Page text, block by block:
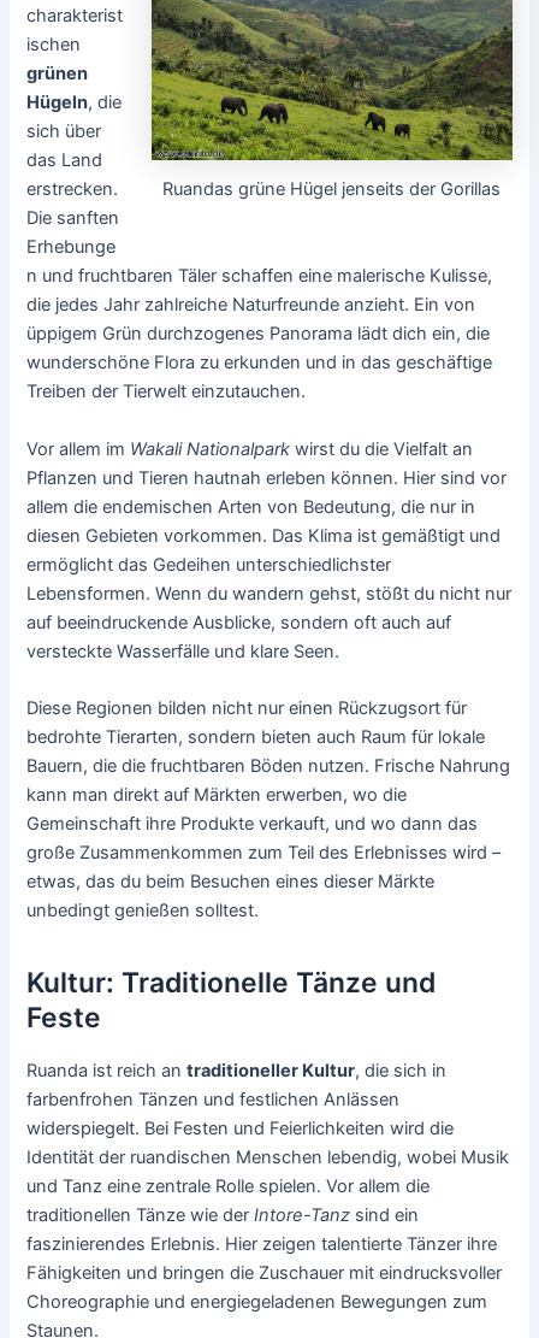
Ruandas grüne Hügel jenseits der Gorillas
charakterist
ischen
grünen
Hügeln, die
sich über
das Land
erstrecken.
Die sanften
Erhebunge
n und fruchtbaren Täler schaffen eine malerische Kulisse,
die jedes Jahr zahlreiche Naturfreunde anzieht. Ein von
üppigem Grün durchzogenes Panorama lädt dich ein, die
wunderschöne Flora zu erkunden und in das geschäftige
Treiben der Tierwelt einzutauchen.
Vor allem im Wakali Nationalpark wirst du die Vielfalt an
Pflanzen und Tieren hautnah erleben können. Hier sind vor
allem die endemischen Arten von Bedeutung, die nur in
diesen Gebieten vorkommen. Das Klima ist gemäßtigt und
ermöglicht das Gedeihen unterschiedlichster
Lebensformen. Wenn du wandern gehst, stößt du nicht nur
auf beeindruckende Ausblicke, sondern oft auch auf
versteckte Wasserfälle und klare Seen.
Diese Regionen bilden nicht nur einen Rückzugsort für
bedrohte Tierarten, sondern bieten auch Raum für lokale
Bauern, die die fruchtbaren Böden nutzen. Frische Nahrung
kann man direkt auf Märkten erwerben, wo die
Gemeinschaft ihre Produkte verkauft, und wo dann das
große Zusammenkommen zum Teil des Erlebnisses wird –
etwas, das du beim Besuchen eines dieser Märkte
unbedingt genießen solltest.
Kultur: Traditionelle Tänze und
Feste
Ruanda ist reich antraditioneller Kultur, die sich in
farbenfrohen Tänzen und festlichen Anlässen
widerspiegelt. Bei Festen und Feierlichkeiten wird die
Identität der ruandischen Menschen lebendig, wobei Musik
und Tanz eine zentrale Rolle spielen. Vor allem die
traditionellen Tänze wie derIntore-Tanz sind ein
faszinierendes Erlebnis. Hier zeigen talentierte Tänzer ihre
Fähigkeiten und bringen die Zuschauer mit eindrucksvoller
Choreographie und energiegeladenen Bewegungen zum
Staunen.